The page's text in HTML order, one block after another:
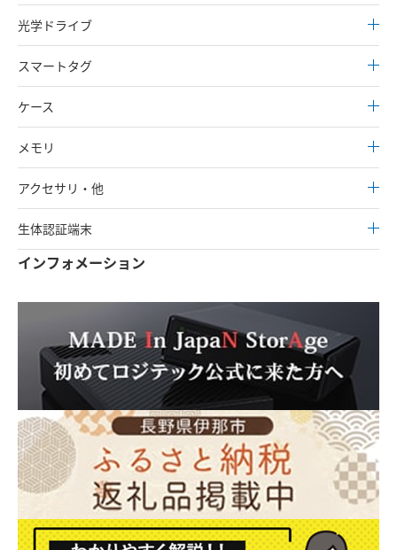
光学ドライブ
スマートタグ
ケース
メモリ
アクセサリ・他
生体認証端末
インフォメーション